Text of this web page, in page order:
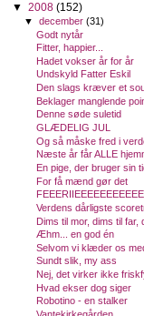
▼ 2008 (152)
▼december(31)
Godt nytår
Fitter, happier...
Hadet vokser år for år
Undskyld Fatter Eskil
Den slags kræver et
Beklager manglende
Denne søde suletid
GLÆDELIG JUL
Og så måske fred i
Næste år får ALLE
En pige, der bruger sin
For få mænd gør det
Verdens dårligste
Dims til mor, dims til far,
Æhm... en god én
Selvom vi klæder os
Sundt slik, my ass
Nej, det virker ikke
Hvad ekser dog siger
Robotino - en stalker